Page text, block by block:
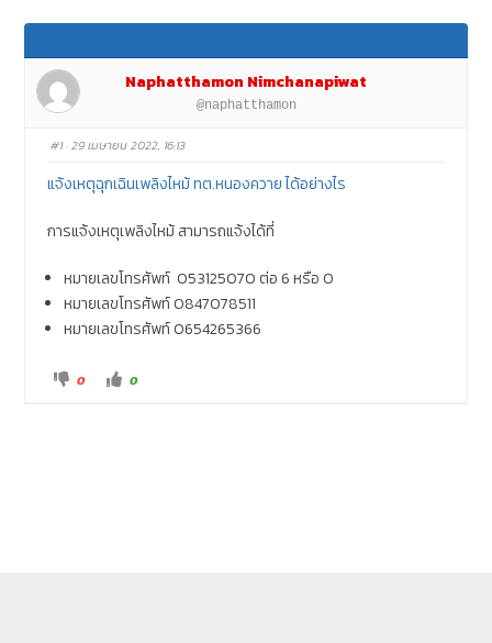
Naphatthamon Nimchanapiwat
@naphatthamon
#1· 29 เมษายน 2022, 16:13
แจ้งเหตุฉุกเฉินเพลิงไหม้ ทต.หนองควาย ได้อย่างไร
การแจ้งเหตุเพลิงไหม้ สามารถแจ้งได้ที่
หมายเลขโทรศัพท์ 053125070 ต่อ 6 หรือ 0
หมายเลขโทรศัพท์ 0847078511
หมายเลขโทรศัพท์ 0654265366
0 0